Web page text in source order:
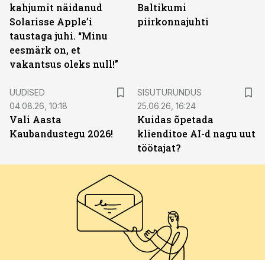
kahjumit näidanud
Solarisse Apple’i
taustaga juhi. “Minu
eesmärk on, et
vakantsus oleks null!”
Baltikumi
piirkonnajuhti
UUDISED
04.08.26, 10:18
Vali Aasta
Kaubandustegu 2026!
SISUTURUNDUS
25.06.26, 16:24
Kuidas õpetada
klienditoe AI-d nagu uut
töötajat?